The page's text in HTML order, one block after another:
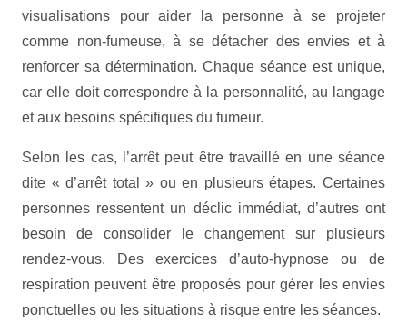
visualisations pour aider la personne à se projeter
comme non-fumeuse, à se détacher des envies et à
renforcer sa détermination. Chaque séance est unique,
car elle doit correspondre à la personnalité, au langage
et aux besoins spécifiques du fumeur.
Selon les cas, l’arrêt peut être travaillé en une séance
dite « d’arrêt total » ou en plusieurs étapes. Certaines
personnes ressentent un déclic immédiat, d’autres ont
besoin de consolider le changement sur plusieurs
rendez-vous. Des exercices d’auto-hypnose ou de
respiration peuvent être proposés pour gérer les envies
ponctuelles ou les situations à risque entre les séances.